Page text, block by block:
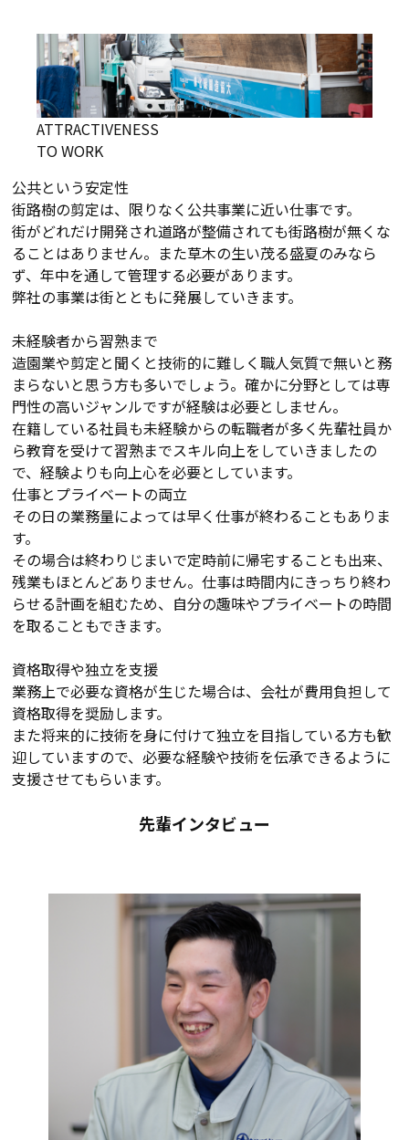
ATTRACTIVENESS
TO WORK
公共という安定性
街路樹の剪定は、限りなく公共事業に近い仕事です。
街がどれだけ開発され道路が整備されても街路樹が無くな
ることはありません。また草木の生い茂る盛夏のみなら
ず、年中を通して管理する必要があります。
弊社の事業は街とともに発展していきます。
未経験者から習熟まで
造園業や剪定と聞くと技術的に難しく職人気質で無いと務
まらないと思う方も多いでしょう。確かに分野としては専
門性の高いジャンルですが経験は必要としません。
在籍している社員も未経験からの転職者が多く先輩社員か
ら教育を受けて習熟までスキル向上をしていきましたの
で、経験よりも向上心を必要としています。
仕事とプライベートの両立
その日の業務量によっては早く仕事が終わることもありま
す。
その場合は終わりじまいで定時前に帰宅することも出来、
残業もほとんどありません。仕事は時間内にきっちり終わ
らせる計画を組むため、自分の趣味やプライベートの時間
を取ることもできます。
資格取得や独立を支援
業務上で必要な資格が生じた場合は、会社が費用負担して
資格取得を奨励します。
また将来的に技術を身に付けて独立を目指している方も歓
迎していますので、必要な経験や技術を伝承できるように
支援させてもらいます。
先輩インタビュー